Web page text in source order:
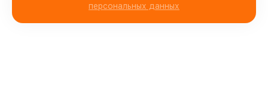
персональных данных